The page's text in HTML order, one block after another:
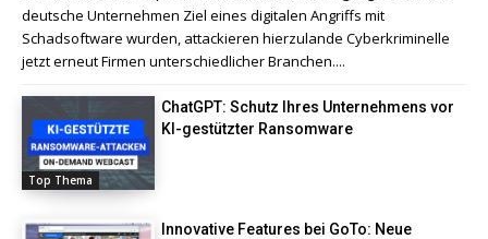
deutsche Unternehmen Ziel eines digitalen Angriffs mit
Schadsoftware wurden, attackieren hierzulande Cyberkriminelle
jetzt erneut Firmen unterschiedlicher Branchen....
Top Thema
ChatGPT: Schutz Ihres Unternehmens vor
KI-gestützter Ransomware
Innovative Features bei GoTo: Neue